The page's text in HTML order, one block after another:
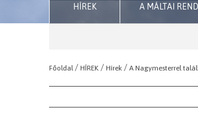
HÍREK A MÁLTAI REND
Főoldal / HÍREK / Hírek / A Nagymesterrel